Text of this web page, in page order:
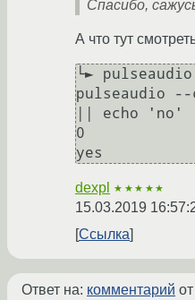
Спасибо,
А что тут
└►
pulseaudio --
|| echo 'no'
0
yes
dexpl ★★★★★
15.03.2019
Ссылка
Ответ на: комментарий